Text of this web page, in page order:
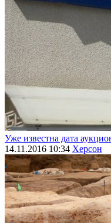
Уже известна дата
14.11.2016 10:34 Херсон